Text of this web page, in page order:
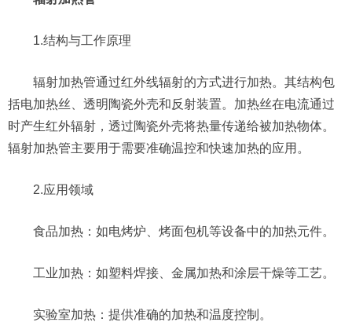
1.结构与工作原理
辐射加热管通过红外线辐射的方式进行加热。其结构包
括电加热丝、透明陶瓷外壳和反射装置。加热丝在电流通过
时产生红外辐射，透过陶瓷外壳将热量传递给被加热物体。
辐射加热管主要用于需要准确温控和快速加热的应用。
2.应用领域
食品加热：如电烤炉、烤面包机等设备中的加热元件。
工业加热：如塑料焊接、金属加热和涂层干燥等工艺。
实验室加热：提供准确的加热和温度控制。